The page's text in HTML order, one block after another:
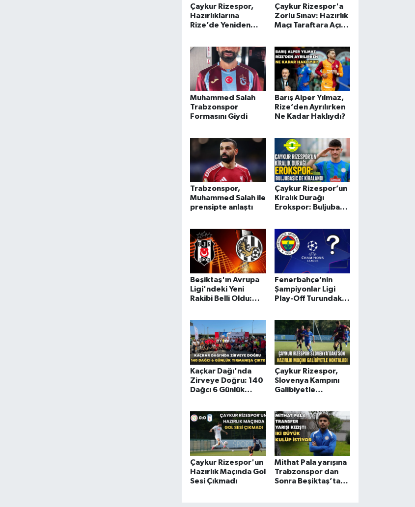
Çaykur Rizespor,
Hazırlıklarına
Rize’de Yeniden
Çaykur Rizespor'a
Zorlu Sınav: Hazırlık
Maçı Taraftara Açık
Muhammed Salah
Trabzonspor
Formasını Giydi
Barış Alper Yılmaz,
Rize’den Ayrılırken
Ne Kadar Haklıydı?
Trabzonspor,
Muhammed Salah ile
prensipte anlaştı
Çaykur Rizespor’un
Kiralık Durağı
Erokspor: Buljubasic
Beşiktaş'ın Avrupa
Ligi'ndeki Yeni
Rakibi Belli Oldu:
Fenerbahçe’nin
Şampiyonlar Ligi
Play-Off Turundaki
Kaçkar Dağı'nda
Zirveye Doğru: 140
Dağcı 6 Günlük
Çaykur Rizespor,
Slovenya Kampını
Galibiyetle
Çaykur Rizespor'un
Hazırlık Maçında Gol
Sesi Çıkmadı
Mithat Pala yarışına
Trabzonspor dan
Sonra Beşiktaş’ta